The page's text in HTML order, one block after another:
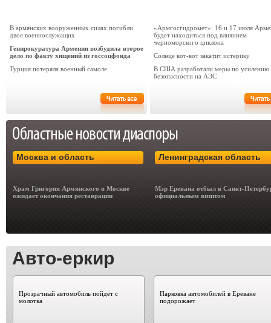
В армянских вооруженных силах погибли
двое военнослужащих
Генпрокуратура Армении возбудила второе
дело по факту хищений из госсоцфонда
Турция потеряла военный самоле
«Армгосгидромет»: 16 и 17 июля
будет находиться под влиянием
черноморского циклона
Солнце вот-вот закатит истерику
В США разработали меры по усилению
безопасности на АЭС
Москва и область
Храм Григория Армянского в Москве
ожидает окончания реставрации
Ленинградская область
Мэр Еревана отбыл в Санкт-
официальным визитом
Авто-еркир
Прозрачный автомобиль пойдёт с
молотка
Парковка автомобилей в Ереване
подорожает